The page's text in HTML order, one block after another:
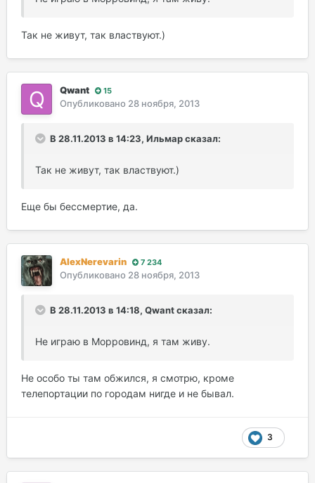
Так не живут, так властвуют.)
Qwant 15
Опубликовано 28 ноября, 2013
В 28.11.2013 в 14:23, Ильмар сказал:
Так не живут, так властвуют.)
Еще бы бессмертие, да.
AlexNerevarin 7 234
Опубликовано 28 ноября, 2013
В 28.11.2013 в 14:18, Qwant сказал:
Не играю в Морровинд, я там живу.
Не особо ты там обжился, я смотрю, кроме
телепортации по городам нигде и не бывал.
3